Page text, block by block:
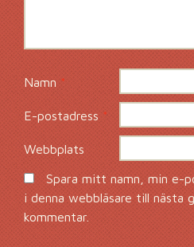
Namn*
E-postadress*
Webbplats
Spara mitt namn, min e-
i denna webbläsare till nästa
kommentar.